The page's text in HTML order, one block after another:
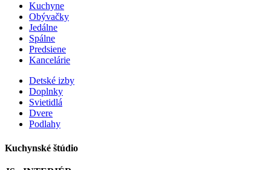
Kuchyne
Obývačky
Jedálne
Spálne
Predsiene
Kancelárie
Detské izby
Doplnky
Svietidlá
Dvere
Podlahy
Kuchynské štúdio